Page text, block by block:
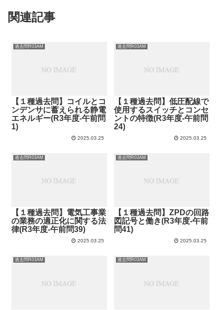
関連記事
過去問R03AM
【１種過去問】コイルとコ
ンデンサに蓄えられる静電
エネルギー(R3年度-午前問
1)
2025.03.25
過去問R03AM
【１種過去問】低圧配線で
使用するスイッチとコンセ
ントの特徴(R3年度-午前問
24)
2025.03.25
過去問R03AM
【１種過去問】電気工事業
の業務の適正化に関する法
律(R3年度-午前問39)
2025.03.25
過去問R03AM
【１種過去問】ZPDの回路
図記号と働き(R3年度-午前
問41)
2025.03.25
過去問R03AM 過去問R03AM